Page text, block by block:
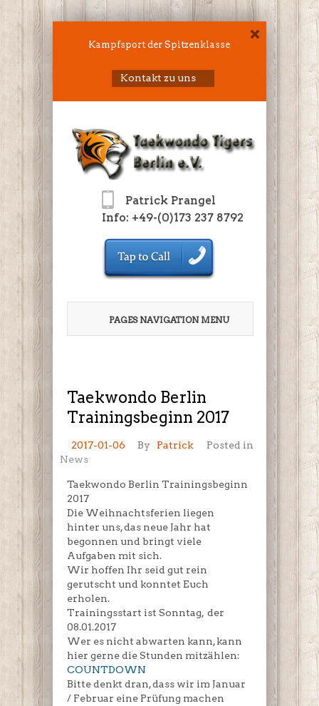
Kampfsport der Spitzenklasse
Kontakt zu uns
Patrick Prangel
Info: +49-(0)173 237 8792
PAGES NAVIGATION MENU
Taekwondo Berlin
Trainingsbeginn 2017
2017-01-06 By Patrick
Posted in
News
Taekwondo Berlin Trainingsbeginn
2017
Die Weihnachtsferien liegen
hinter uns, das neue Jahr hat
begonnen und bringt viele
Aufgaben mit sich.
Wir hoffen Ihr seid gut rein
gerutscht und konntet Euch
erholen.
Trainingsstart ist Sonntag, der
08.01.2017
Wer es nicht abwarten kann, kann
hier gerne die Stunden mitzählen:
COUNTDOWN
Bitte denkt dran, dass wir im Januar
/ Februar eine Prüfung machen